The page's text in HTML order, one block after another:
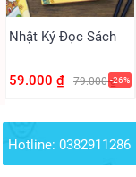
Nhật Ký Đọc Sách
59.000 ₫ 79.000 ₫-26%
Hotline: 0382911286